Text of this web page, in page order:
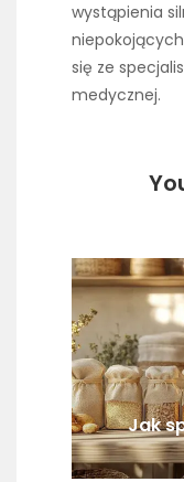
wystąpienia
się ze
medycznej.
Jak